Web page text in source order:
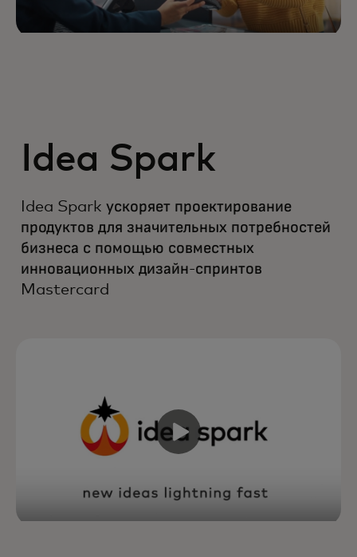
Idea Spark
Idea Spark ускоряет проектирование
продуктов для значительных потребностей
бизнеса с помощью совместных
инновационных дизайн-спринтов
Mastercard